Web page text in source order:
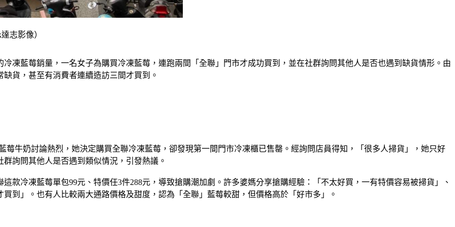
志影像）
凍藍莓銷量，一名女子為購買冷凍藍莓，連跑兩間「全聯」門市才成功買到，並在社群詢問其他人是否也遇到缺貨情形。由
貨，甚至有消費者連續造訪三間才買到。
莓牛奶討論熱烈，她決定購買全聯冷凍藍莓，卻發現第一間門市冷凍櫃已售罄。經詢問店員得知，「很多人掃貨」，她只好
詢問其他人是否遇到類似情況，引發熱議。
款冷凍藍莓單包99元、特價任3件288元，導致搶購潮加劇。許多婆媽分享搶購經驗：「不太好買，一有特價容易被掃貨」、
到」。也有人比較兩大通路價格及甜度，認為「全聯」藍莓較甜，但價格高於「好市多」。